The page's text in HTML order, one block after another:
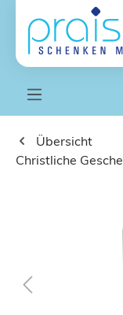
Zum Hauptinhalt
Übersicht
Christliche